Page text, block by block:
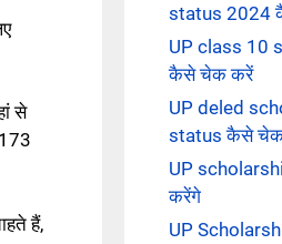
से
हैं,
status 2024
UP class 10
कैसे चेक करें
UP deled
status कैसे
UP
करेंगे
UP